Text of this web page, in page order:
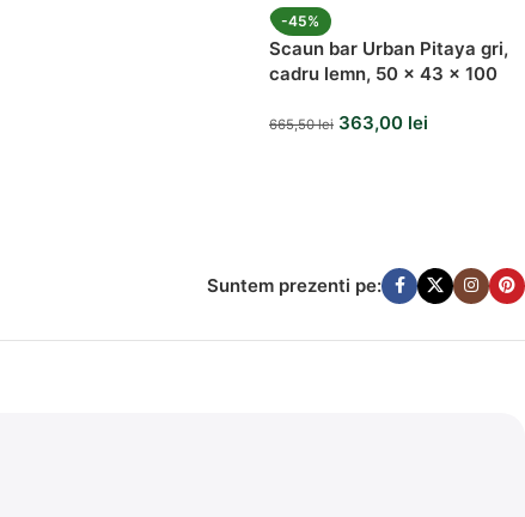
-45%
Scaun bar Urban Pitaya gri,
cadru lemn, 50 x 43 x 100
665,50lei 363,00 lei
Suntem prezenti pe: